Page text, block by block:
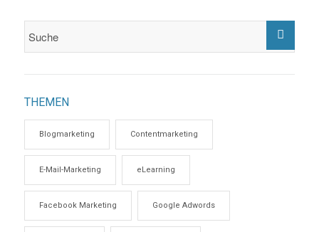
THEMEN
Blogmarketing Contentmarketing
E-Mail-Marketing eLearning
Facebook Marketing Google Adwords